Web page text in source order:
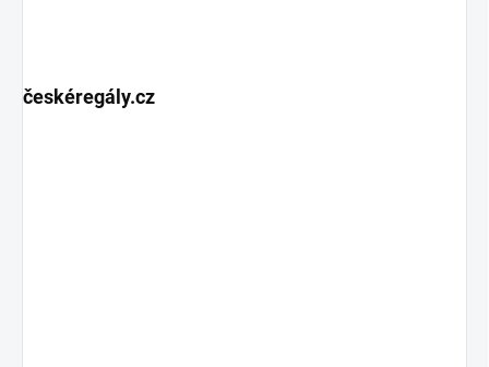
českéregály.cz